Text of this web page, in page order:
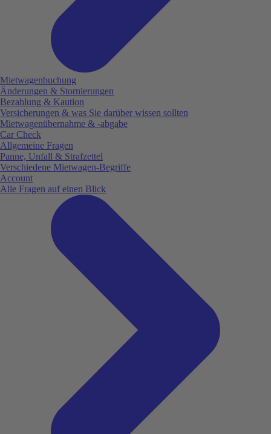
Mietwagenbuchung
Änderungen & Stornierungen
Bezahlung & Kaution
Versicherungen & was Sie darüber wissen sollten
Mietwagenübernahme & -abgabe
Car Check
Allgemeine Fragen
Panne, Unfall & Strafzettel
Verschiedene Mietwagen-Begriffe
Account
Alle Fragen auf einen Blick